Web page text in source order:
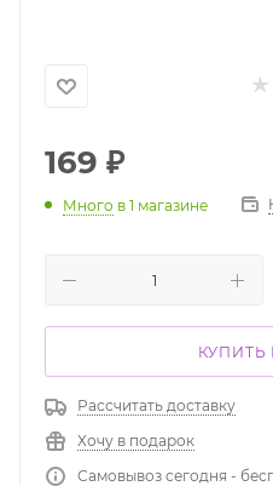
169 ₽
Много в 1 магазине
КУПИТЬ
Рассчитать доставку
Хочу в подарок
Самовывоз сегодня -